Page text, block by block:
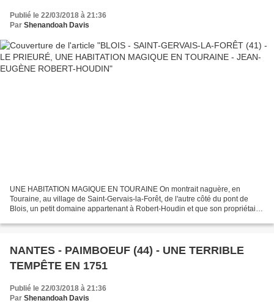
Publié le 22/03/2018 à 21:36
Par Shenandoah Davis
UNE HABITATION MAGIQUE EN TOURAINE On montrait naguère, en
Touraine, au village de Saint-Gervais-la-Forêt, de l'autre côté du pont de
Blois, un petit domaine appartenant à Robert-Houdin et que son propriétaire
NANTES - PAIMBOEUF (44) - UNE TERRIBLE
TEMPÊTE EN 1751
Publié le 22/03/2018 à 21:36
Par Shenandoah Davis